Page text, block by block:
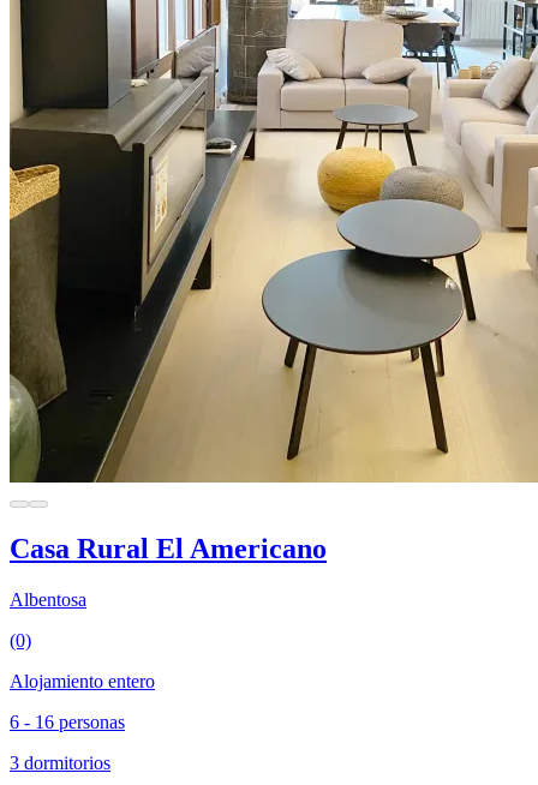
Casa Rural El Americano
Albentosa
(0)
Alojamiento entero
6 - 16 personas
3 dormitorios